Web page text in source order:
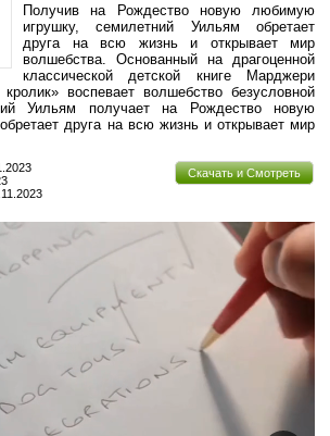
Получив на Рождество новую любимую
игрушку, семилетний Уильям обретает
друга на всю жизнь и открывает мир
волшебства. Основанный на драгоценной
классической детской книге Марджери
воспевает волшебство безусловной
Уильям получает на Рождество новую
друга на всю жизнь и открывает мир
Скачать и Смотреть